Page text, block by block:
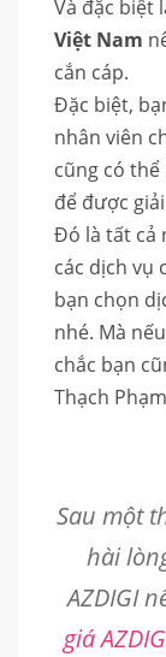
Và đặc biệt
Việt Nam
cắn cáp.
Đặc biệt,
nhân viên
cũng có
để được
Đó là tất cả
các dịch vụ
bạn chọn
nhé. Mà
chắc bạn
Thạch
Sau một
hài
AZDIGI
giá